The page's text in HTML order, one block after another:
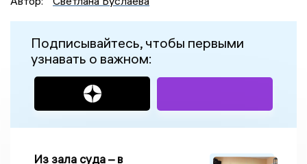
Подписывайтесь, чтобы первыми
узнавать о важном:
Из зала суда – в